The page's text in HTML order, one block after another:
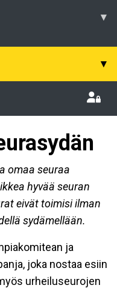
▾
▾
omaa seuraa
hyvää seuran
eivät toimisi ilman
sydämellään.
ja
joka nostaa esiin
urheiluseurojen